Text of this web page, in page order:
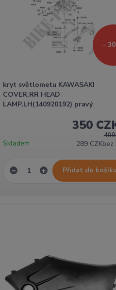
-
kryt světlometu KAWASAKI
COVER,RR HEAD
LAMP,LH(140920192) pravý
350
289 CZKbez
Skladem
Přidat do košíku